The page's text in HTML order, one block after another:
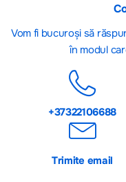
Vom fi bucuroși să
în modul
+37322106688
Trimite email